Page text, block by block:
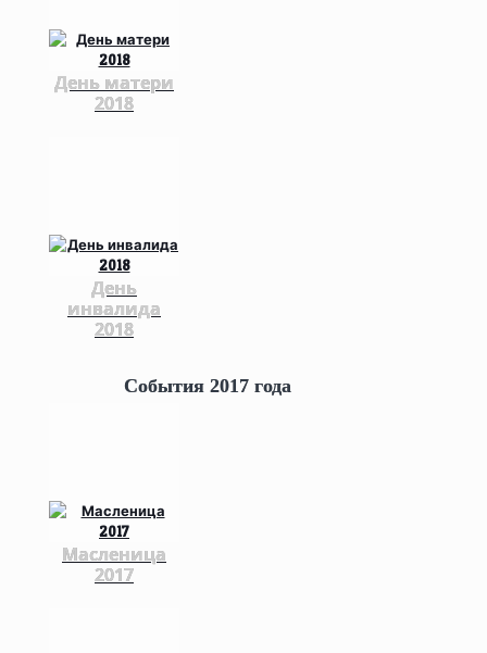
День матери
2018
День
инвалида
2018
События 2017 года
Масленица
2017